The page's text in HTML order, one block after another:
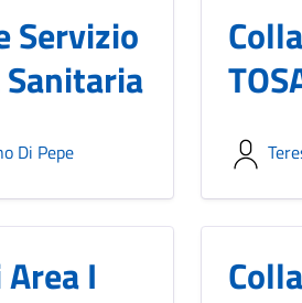
Servizio
Di Pepe
I